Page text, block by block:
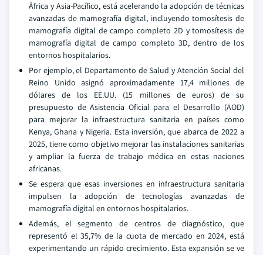
África y Asia-Pacífico, está acelerando la adopción de técnicas
avanzadas de mamografía digital, incluyendo tomosítesis de
mamografía digital de campo completo 2D y tomosítesis de
mamografía digital de campo completo 3D, dentro de los
entornos hospitalarios.
Por ejemplo, el Departamento de Salud y Atención Social del
Reino Unido asignó aproximadamente 17,4 millones de
dólares de los EE.UU. (15 millones de euros) de su
presupuesto de Asistencia Oficial para el Desarrollo (AOD)
para mejorar la infraestructura sanitaria en países como
Kenya, Ghana y Nigeria. Esta inversión, que abarca de 2022 a
2025, tiene como objetivo mejorar las instalaciones sanitarias
y ampliar la fuerza de trabajo médica en estas naciones
africanas.
Se espera que esas inversiones en infraestructura sanitaria
impulsen la adopción de tecnologías avanzadas de
mamografía digital en entornos hospitalarios.
Además, el segmento de centros de diagnóstico, que
representó el 35,7% de la cuota de mercado en 2024, está
experimentando un rápido crecimiento. Esta expansión se ve